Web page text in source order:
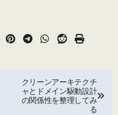
クリーンアーキテクチ
ャとドメイン駆動設計
の関係性を整理してみ
る